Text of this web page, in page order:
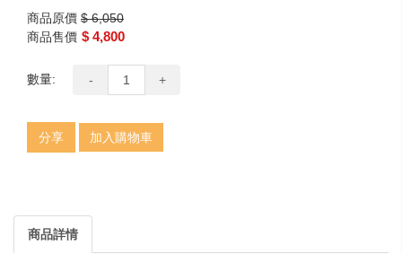
商品原價 $ 6,050
商品售價 $ 4,800
數量: - +
分享 加入購物車
商品詳情